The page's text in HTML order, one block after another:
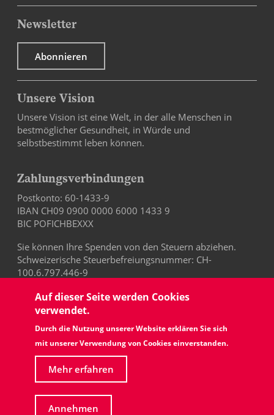
Newsletter
Abonnieren
Unsere Vision
Unsere Vision ist eine Welt, in der alle Menschen in
bestmöglicher Gesundheit, in Würde und
selbstbestimmt leben können.
Zahlungsverbindungen
Postkonto: 60-1433-9
IBAN CH09 0900 0000 6000 1433 9
BIC POFICHBEXXX
Sie können Ihre Spenden von den Steuern abziehen.
Schweizerische Steuerbefreiungsnummer: CH-
100.6.797.446-9
Datenschutz
Auf dieser Seite werden Cookies
verwendet.
Durch die Nutzung unserer Website erklären Sie sich
mit unserer Verwendung von Cookies einverstanden.
Mehr erfahren
Annehmen